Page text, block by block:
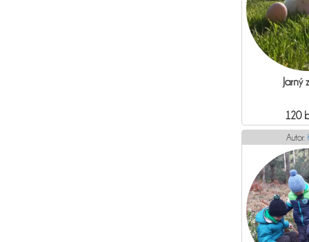
Jarný
120
Autor: